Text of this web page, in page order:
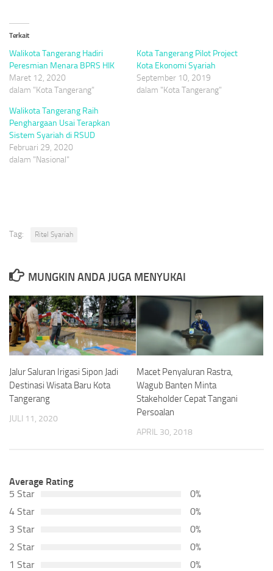
Terkait
Walikota Tangerang Hadiri
Peresmian Menara BPRS HIK
Maret 12, 2020
dalam "Kota Tangerang"
Kota Tangerang Pilot Project
Kota Ekonomi Syariah
September 10, 2019
dalam "Kota Tangerang"
Walikota Tangerang Raih
Penghargaan Usai Terapkan
Sistem Syariah di RSUD
Februari 29, 2020
dalam "Nasional"
Tag: Ritel Syariah
MUNGKIN ANDA JUGA MENYUKAI
Jalur Saluran Irigasi Sipon Jadi
Destinasi Wisata Baru Kota
Tangerang
JULI 11, 2020
Macet Penyaluran Rastra,
Wagub Banten Minta
Stakeholder Cepat Tangani
Persoalan
APRIL 30, 2018
Average Rating
5 Star
0%
4 Star
0%
3 Star
0%
2 Star
0%
1 Star
0%